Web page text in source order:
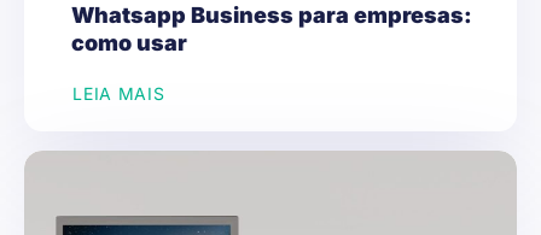
Whatsapp Business para empresas:
como usar
LEIA MAIS